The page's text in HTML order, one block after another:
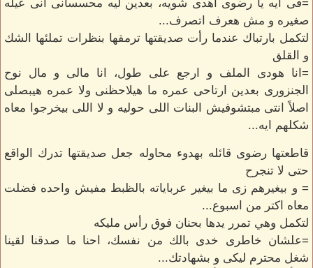
=فى ايه يا رضوى اهدى شويه، بعدين ليه محسسانى انى عيله
صغيره و مش هعرف اتصرف...
لتكمل بارتباك عندما رأت صديقتها ترمقها بنظرات تملئها الشك
و القلق
=انا هودى الملف و ارجع على طول، انا مالى و مال نوح
الجنزورى بعدين ارتاحى عمره ما هيلاحظنى ولا عمره هيبصلى
اصلاً انتى مبتشوفيش البنات اللى حوليه و لا اللى بيخرجوا معاه
شكلهم ايه...
قاطعتها رضوى قائله بهدوء محاوله جعل صديقتها تدرك الواقع
حتى لا تنجرح
= و بيغيرهم زى ما بيغير عرباياته بالظبط مفيش واحده فضلت
معاه اكتر من اسبوع...
لتكمل وهي تمرر يدها بحنان فوق رأس مليكه
=علشان خاطرى خدى بالك من نفسك، احنا ما صدقنا لقينا
شغل محترم ليكى و بشهادتك...